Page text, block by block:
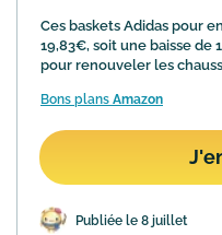
Ces baskets Adidas pour
19,83€, soit une baisse de
pour renouveler les
Bons plans Amazon
Publiée le 8 juillet